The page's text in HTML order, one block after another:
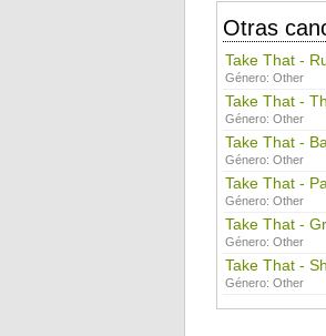
Otras
Take That -
Género: Other
Take That -
Género: Other
Take That -
Género: Other
Take That -
Género: Other
Take That -
Género: Other
Take That -
Género: Other